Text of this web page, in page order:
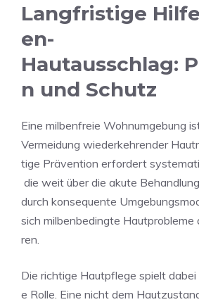
Langfristige
en-
Hautausschlag:
n und Schutz
Eine milbenfreie Wohnumgebung
Vermeidung wiederkehrender
tige Prävention erfordert
die weit über die akute
durch konsequente
sich milbenbedingte Hautprobleme
ren.
Die richtige Hautpflege spielt
e Rolle. Eine nicht dem